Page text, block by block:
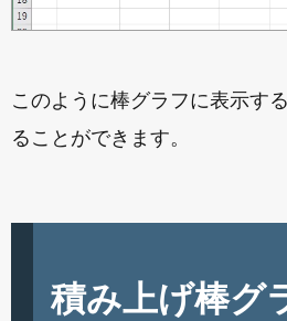
このように棒グラフに表示す
ることができます。
積み上げ棒グ